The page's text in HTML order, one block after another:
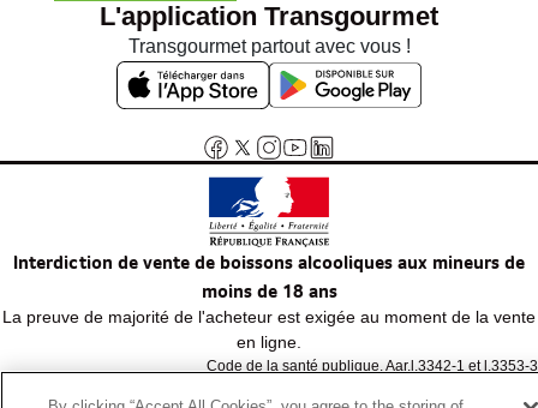
L'application Transgourmet
Transgourmet partout avec vous !
Interdiction de vente de boissons alcooliques aux mineurs de
moins de 18 ans
La preuve de majorité de l'acheteur est exigée au moment de la vente
en ligne.
Code de la santé publique, Aar.l.3342-1 et l.3353-3